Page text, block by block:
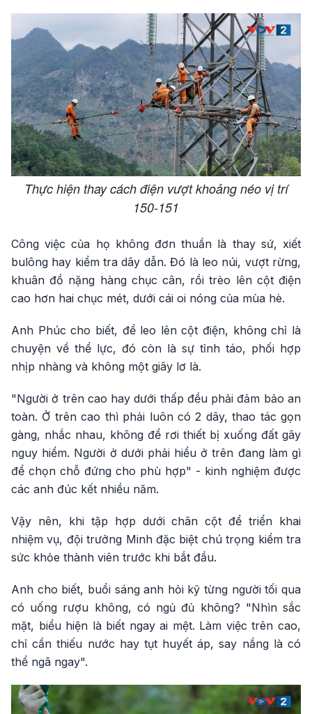
Thực hiện thay cách điện vượt khoảng néo vị trí
150-151
Công việc của họ không đơn thuần là thay sứ, xiết
bulông hay kiểm tra dây dẫn. Đó là leo núi, vượt rừng,
khuân đồ nặng hàng chục cân, rồi trèo lên cột điện
cao hơn hai chục mét, dưới cái oi nóng của mùa hè.
Anh Phúc cho biết, để leo lên cột điện, không chỉ là
chuyện về thể lực, đó còn là sự tỉnh táo, phối hợp
nhịp nhàng và không một giây lơ là.
"Người ở trên cao hay dưới thấp đều phải đảm bảo an
toàn. Ở trên cao thì phải luôn có 2 dây, thao tác gọn
gàng, nhắc nhau, không để rơi thiết bị xuống đất gây
nguy hiểm. Người ở dưới phải hiểu ở trên đang làm gì
để chọn chỗ đứng cho phù hợp" - kinh nghiệm được
các anh đúc kết nhiều năm.
Vậy nên, khi tập hợp dưới chân cột để triển khai
nhiệm vụ, đội trưởng Minh đặc biệt chú trọng kiểm tra
sức khỏe thành viên trước khi bắt đầu.
Anh cho biết, buổi sáng anh hỏi kỹ từng người tối qua
có uống rượu không, có ngủ đủ không? "Nhìn sắc
mặt, biểu hiện là biết ngay ai mệt. Làm việc trên cao,
chỉ cần thiếu nước hay tụt huyết áp, say nắng là có
thể ngã ngay".